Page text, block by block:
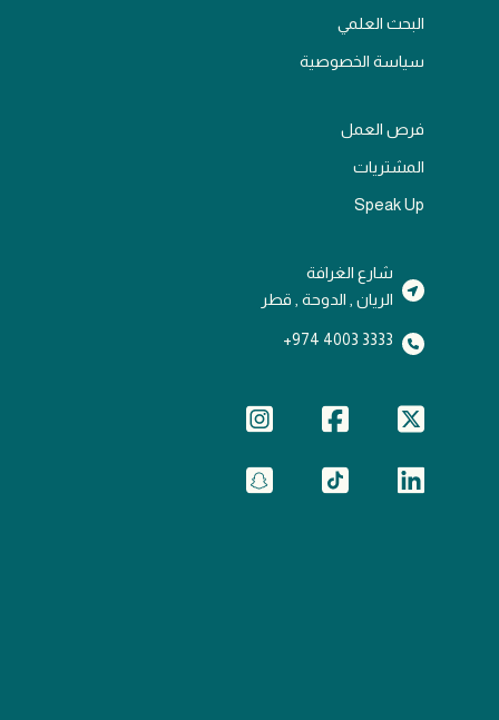
البحث العلمي
سياسة الخصوصية
فرص العمل
المشتريات
Speak Up
شارع الغرافة
الريان , الدوحة , قطر
3333 4003 974+